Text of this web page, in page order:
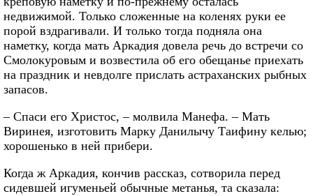
недвижимой. Только сложенные на коленях руки ее
порой вздрагивали. И только тогда подняла она
наметку, когда мать Аркадия довела речь до встречи со
Смолокуровым и возвестила об его обещанье приехать
на праздник и невдолге прислать астраханских рыбных
запасов.
– Спаси его Христос, – молвила Манефа. – Мать
Виринея, изготовить Марку Данилычу Таифину келью;
хорошенько в ней прибери.
Когда ж Аркадия, кончив рассказ, сотворила перед
сидевшей игуменьей обычные метанья, та сказала: